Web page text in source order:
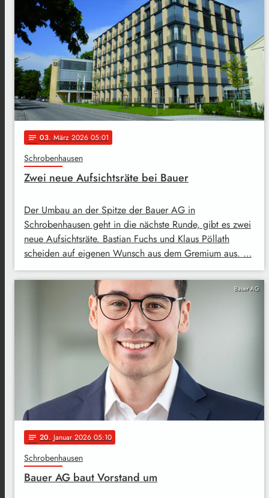
notes 03. März 2026 05:01
Schrobenhausen
Zwei neue Aufsichtsräte bei Bauer
Der Umbau an der Spitze der Bauer AG in
Schrobenhausen geht in die nächste Runde, gibt es zwei
neue Aufsichtsräte. Bastian Fuchs und Klaus Pöllath
scheiden auf eigenen Wunsch aus dem Gremium aus. …
Bauer AG
notes 20. Januar 2026 05:10
Schrobenhausen
Bauer AG baut Vorstand um